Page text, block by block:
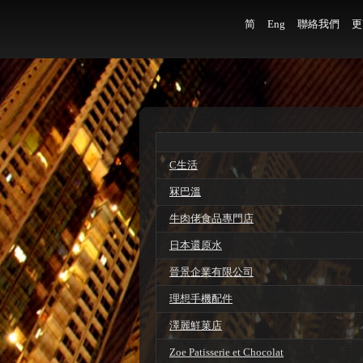
简 Eng 聯絡我們
C生活
冧巴溫
牛肉佬食品專門店
日本還原水
晉景企業有限公司
理想手機配件
澤麗鮮菓店
Zoe Patisserie et Chocolat